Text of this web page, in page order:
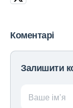
Коментарі
Залишити
Ваше ім’я